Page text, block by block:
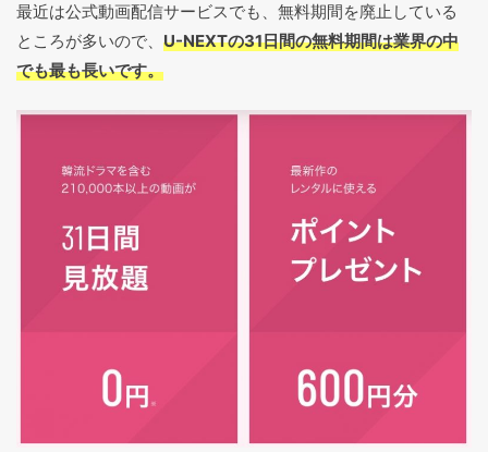
最近は公式動画配信サービスでも、無料期間を廃止している
ところが多いので、 U-NEXTの31日間の無料期間は業界の中
でも最も長いです。